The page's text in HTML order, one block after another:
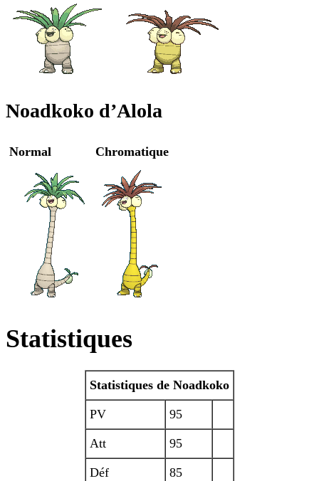
Noadkoko d’Alola
Normal Chromatique
Statistiques
Statistiques de Noadkoko
PV 95
Att 95
Déf 85